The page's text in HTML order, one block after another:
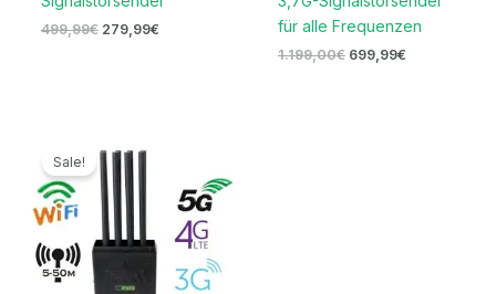
499,99€ 279,99€
für alle Frequenzen
1.199,00€ 699,99€
Sale!
Preis
war:
999,00€
689,99€.